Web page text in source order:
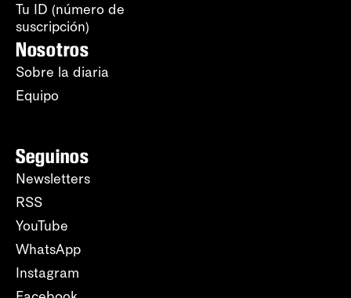
Tu ID (número de
suscripción)
Nosotros
Sobre la diaria
Equipo
Seguinos
Newsletters
RSS
YouTube
WhatsApp
Instagram